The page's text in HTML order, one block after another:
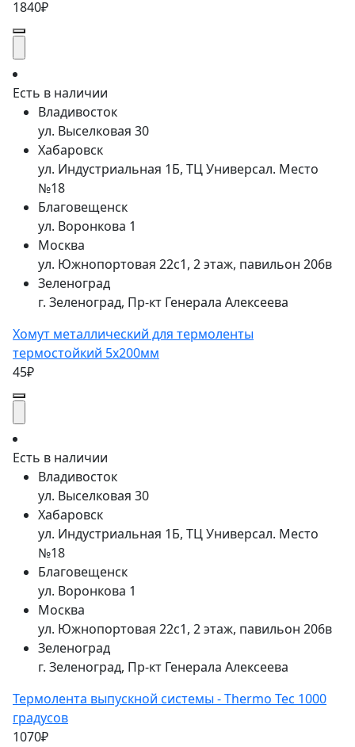
1840₽
Есть в наличии
Владивосток
ул. Выселковая 30
Хабаровск
ул. Индустриальная 1Б, ТЦ Универсал. Место
№18
Благовещенск
ул. Воронкова 1
Москва
ул. Южнопортовая 22с1, 2 этаж, павильон 206в
Зеленоград
г. Зеленоград, Пр-кт Генерала Алексеева
Хомут металлический для термоленты
термостойкий 5х200мм
45₽
Есть в наличии
Владивосток
ул. Выселковая 30
Хабаровск
ул. Индустриальная 1Б, ТЦ Универсал. Место
№18
Благовещенск
ул. Воронкова 1
Москва
ул. Южнопортовая 22с1, 2 этаж, павильон 206в
Зеленоград
г. Зеленоград, Пр-кт Генерала Алексеева
Термолента выпускной системы - Thermo Tec 1000
градусов
1070₽